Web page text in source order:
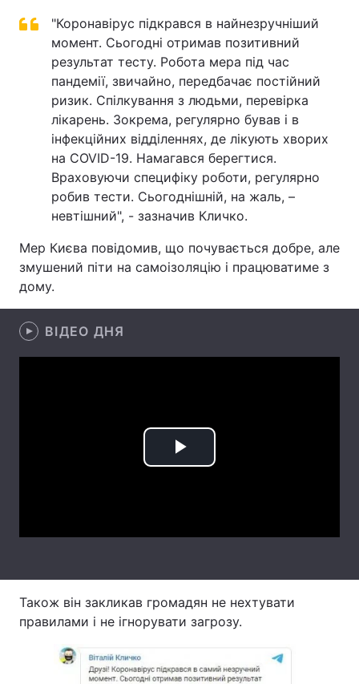
Україна Політика
Економіка Світ
Спорт Наука
Техно і зв'язок Лайт
Зброя Інциденти
Здоров'я Туризм
Екологія Регіони
Тема оформлення
"Коронавірус підкрався в найнезручніший
момент. Сьогодні отримав позитивний
результат тесту. Робота мера під час
пандемії, звичайно, передбачає постійний
ризик. Спілкування з людьми, перевірка
лікарень. Зокрема, регулярно бував і в
інфекційних відділеннях, де лікують хворих
на COVID-19. Намагався берегтися.
Враховуючи специфіку роботи, регулярно
робив тести. Сьогоднішній, на жаль, –
невтішний", - зазначив Кличко.
Мер Києва повідомив, що почувається добре, але
змушений піти на самоізоляцію і працюватиме з
дому.
ВІДЕО ДНЯ
Play
Також він закликав громадян не нехтувати
правилами і не ігнорувати загрозу.